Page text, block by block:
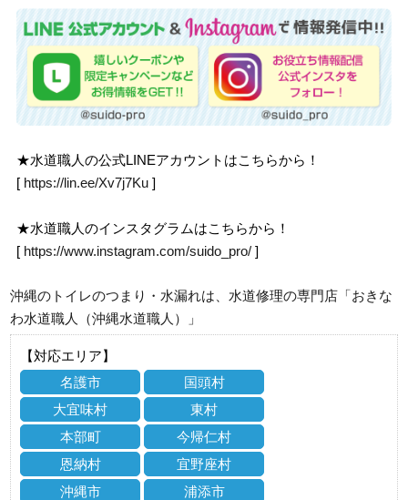
★水道職人の公式LINEアカウントはこちらから！
[ https://lin.ee/Xv7j7Ku ]
★水道職人のインスタグラムはこちらから！
[ https://www.instagram.com/suido_pro/ ]
沖縄のトイレのつまり・水漏れは、水道修理の専門店「おきな
わ水道職人（沖縄水道職人）」
【対応エリア】
名護市
国頭村
大宜味村
東村
本部町
今帰仁村
恩納村
宜野座村
沖縄市
浦添市